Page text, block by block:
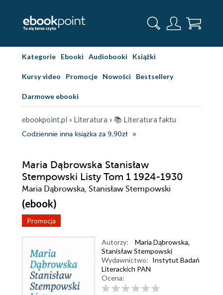
Kategorie Ebooki Audiobooki Książki
Kursy video Promocje Nowości Bestsellery
Darmowe ebooki
ebookpoint.pl » Literatura » 📚 Literatura faktu
Codziennie inna książka za 9,90zł
Maria Dąbrowska Stanisław
Stempowski Listy Tom 1 1924-1930
Maria Dąbrowska, Stanisław Stempowski
(ebook)
Promocja
Autorzy: Maria Dąbrowska,
Stanisław Stempowski
Wydawnictwo: Instytut Badań
Literackich PAN
Ocena: